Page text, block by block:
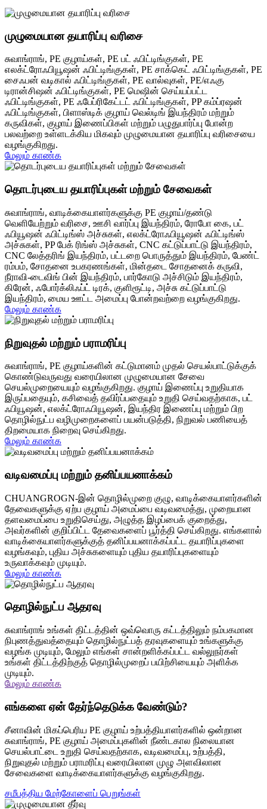
முழுமையான தயாரிப்பு வரிசை
சுவாங்ராங், PE குழாய்கள், PE பட் ஃபிட்டிங்குகள், PE
எலக்ட்ரோஃபியூஷன் ஃபிட்டிங்குகள், PE சாக்கெட் ஃபிட்டிங்குகள், PE
சைஃபன் வடிகால் ஃபிட்டிங்குகள், PE வால்வுகள், PE/எஃகு
டிரான்சிஷன் ஃபிட்டிங்குகள், PE மெஷின் செய்யப்பட்ட
ஃபிட்டிங்குகள், PE ஃபேப்ரிகேட்டட் ஃபிட்டிங்குகள், PP கம்ப்ரஷன்
ஃபிட்டிங்குகள், பிளாஸ்டிக் குழாய் வெல்டிங் இயந்திரம் மற்றும்
கருவிகள், குழாய் இணைப்பிகள் மற்றும் பழுதுபார்ப்பு போன்ற
பலவற்றை உள்ளடக்கிய மிகவும் முழுமையான தயாரிப்பு வரிசையை
வழங்குகிறது.
மேலும் காண்க
தொடர்புடைய தயாரிப்புகள் மற்றும் சேவைகள்
சுவாங்ராங், வாடிக்கையாளர்களுக்கு PE குழாய்/தண்டு
வெளியேற்றும் வரிசை, ஊசி வார்ப்பு இயந்திரம், ரோபோ கை, பட்
ஃபியூஷன் ஃபிட்டிங்ஸ் அச்சுகள், எலக்ட்ரோஃபியூஷன் ஃபிட்டிங்ஸ்
அச்சுகள், PP பேக் ரிங்ஸ் அச்சுகள், CNC கட்டுப்பாட்டு இயந்திரம்,
CNC லேத்தரிங் இயந்திரம், பட்டறை பொருத்தும் இயந்திரம், பேண்ட்
ரம்பம், சோதனை உபகரணங்கள், மின்தடை சோதனைக் கருவி,
நீராவி-டைவிங் பின் இயந்திரம், பார்கோடு அச்சிடும் இயந்திரம்,
கிரேன், ஃபோர்க்லிஃப்ட் டிரக், குளிரூட்டி, அச்சு கட்டுப்பாட்டு
இயந்திரம், மைய ஊட்ட அமைப்பு போன்றவற்றை வழங்குகிறது.
மேலும் காண்க
நிறுவுதல் மற்றும் பராமரிப்பு
சுவாங்ராங், PE குழாய்களின் கட்டுமானம் முதல் செயல்பாட்டுக்குக்
கொண்டுவருவது வரையிலான முழுமையான சேவை
செயல்முறையையும் வழங்குகிறது. குழாய் இணைப்பு உறுதியாக
இருப்பதையும், கசிவைத் தவிர்ப்பதையும் உறுதி செய்வதற்காக, பட்
ஃபியூஷன், எலக்ட்ரோஃபியூஷன், இயந்திர இணைப்பு மற்றும் பிற
தொழில்நுட்ப வழிமுறைகளைப் பயன்படுத்தி, நிறுவல் பணியைத்
திறமையாக நிறைவு செய்கிறது.
மேலும் காண்க
வடிவமைப்பு மற்றும் தனிப்பயனாக்கம்
CHUANGROGN-இன் தொழில்முறை குழு, வாடிக்கையாளர்களின்
தேவைகளுக்கு ஏற்ப குழாய் அமைப்பை வடிவமைத்து, முறையான
தளவமைப்பை உறுதிசெய்து, அழுத்த இழப்பைக் குறைத்து,
அவர்களின் குறிப்பிட்ட தேவைகளைப் பூர்த்தி செய்கிறது. எங்களால்
வாடிக்கையாளர்களுக்குத் தனிப்பயனாக்கப்பட்ட தயாரிப்புகளை
வழங்கவும், புதிய அச்சுகளையும் புதிய தயாரிப்புகளையும்
உருவாக்கவும் முடியும்.
மேலும் காண்க
தொழில்நுட்ப ஆதரவு
சுவாங்ராங் உங்கள் திட்டத்தின் ஒவ்வொரு கட்டத்திலும் நம்பகமான
நிபுணத்துவத்தையும் தொழில்நுட்பத் தரவுகளையும் உங்களுக்கு
வழங்க முடியும், மேலும் எங்கள் சான்றளிக்கப்பட்ட வல்லுநர்கள்
உங்கள் திட்டத்திற்குத் தொழில்முறைப் பயிற்சியையும் அளிக்க
முடியும்.
மேலும் காண்க
எங்களை ஏன் தேர்ந்தெடுக்க வேண்டும்?
சீனாவின் மிகப்பெரிய PE குழாய் உற்பத்தியாளர்களில் ஒன்றான
சுவாங்ராங், PE குழாய் அமைப்புகளின் நீண்டகால நிலையான
செயல்பாட்டை உறுதி செய்வதற்காக, வடிவமைப்பு, உற்பத்தி,
நிறுவுதல் மற்றும் பராமரிப்பு வரையிலான முழு அளவிலான
சேவைகளை வாடிக்கையாளர்களுக்கு வழங்குகிறது.
சமீபத்திய மேற்கோளைப் பெறுங்கள்